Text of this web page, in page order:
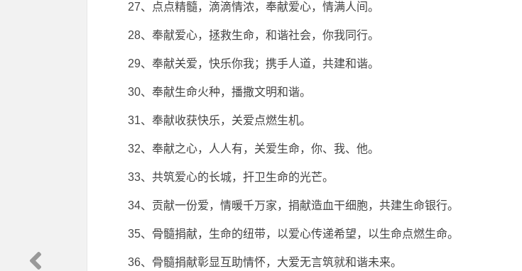
27、点点精髓，滴滴情浓，奉献爱心，情满人间。
28、奉献爱心，拯救生命，和谐社会，你我同行。
29、奉献关爱，快乐你我；携手人道，共建和谐。
30、奉献生命火种，播撒文明和谐。
31、奉献收获快乐，关爱点燃生机。
32、奉献之心，人人有，关爱生命，你、我、他。
33、共筑爱心的长城，扞卫生命的光芒。
34、贡献一份爱，情暖千万家，捐献造血干细胞，共建生命银行。
35、骨髓捐献，生命的纽带，以爱心传递希望，以生命点燃生命。
36、骨髓捐献彰显互助情怀，大爱无言筑就和谐未来。